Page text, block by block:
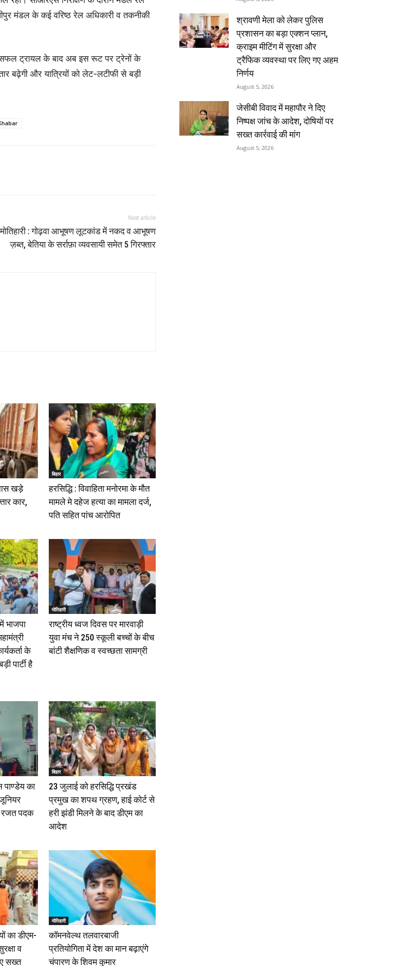
मंडल के कई वरिष्ठ रेल अधिकारी व तकनीकी
सफल ट्रायल के बाद अब इस रूट पर ट्रेनों के
बढ़ेगी और यात्रियों को लेट-लटीफी से बड़ी
Next article
मोतिहारी : गोढ़वा आभूषण लूटकांड में नकद व आभूषण
ज़ब्त, बेतिया के सर्राफ़ा व्यवसायी समेत 5 गिरफ्तार
खड़े
कार,
बिहार
हरसिद्धि : विवाहिता मनोरमा के मौत
मामले मे दहेज हत्या का मामला दर्ज,
पति सहित पांच आरोपित
भाजपा
के
पार्टी है
मोतिहारी
राष्ट्रीय ध्वज दिवस पर मारवाड़ी
युवा मंच ने 250 स्कूली बच्चों के बीच
बांटी शैक्षणिक व स्वच्छता सामग्री
पाण्डेय का
रजत पदक
बिहार
23 जुलाई को हरसिद्धि प्रखंड
प्रमुख का शपथ ग्रहण, हाई कोर्ट से
हरी झंडी मिलने के बाद डीएम का
आदेश
का डीएम-
व
सख्त
मोतिहारी
कॉमनवेल्थ तलवारबाजी
प्रतियोगिता में देश का मान बढ़ाएंगे
चंपारण के शिवम कुमार
श्रावणी मेला को लेकर पुलिस
प्रशासन का बड़ा एक्शन प्लान,
क्राइम मीटिंग में सुरक्षा और
ट्रैफिक व्यवस्था पर लिए गए अहम
निर्णय
August 5, 2026
जेसीबी विवाद में महापौर ने दिए
निष्पक्ष जांच के आदेश, दोषियों पर
सख्त कार्रवाई की मांग
August 5, 2026